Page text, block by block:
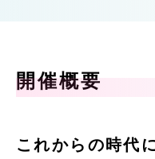
開催概要
これからの時代